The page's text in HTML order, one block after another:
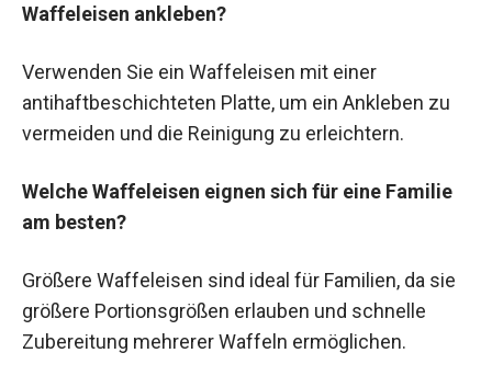
Waffeleisen ankleben?
Verwenden Sie ein Waffeleisen mit einer
antihaftbeschichteten Platte, um ein Ankleben zu
vermeiden und die Reinigung zu erleichtern.
Welche Waffeleisen eignen sich für eine Familie
am besten?
Größere Waffeleisen sind ideal für Familien, da sie
größere Portionsgrößen erlauben und schnelle
Zubereitung mehrerer Waffeln ermöglichen.